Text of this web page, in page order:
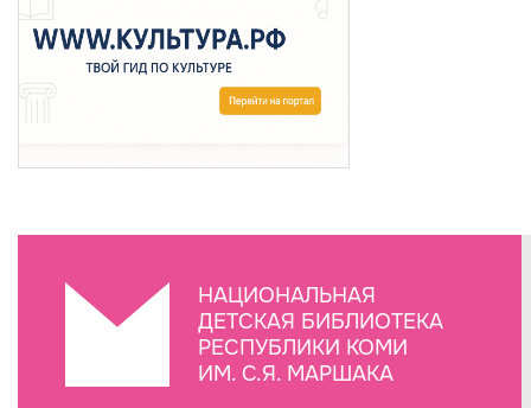
НАЦИОНАЛЬНАЯ
ДЕТСКАЯ БИБЛИОТЕКА
РЕСПУБЛИКИ КОМИ
ИМ. С.Я. МАРШАКА